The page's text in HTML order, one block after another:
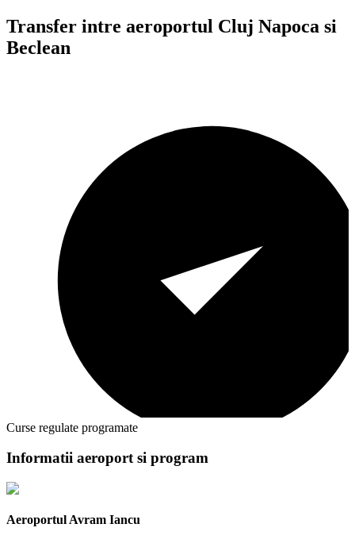
Transfer intre aeroportul Cluj Napoca si
Beclean
Curse regulate programate
Informatii aeroport si program
Aeroportul Avram Iancu